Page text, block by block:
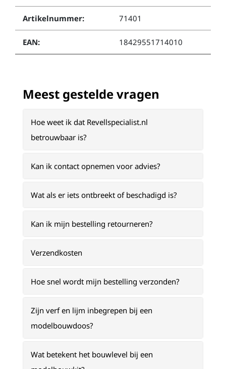
Artikelnummer: 71401
EAN: 18429551714010
Meest gestelde vragen
Hoe weet ik dat Revellspecialist.nl
betrouwbaar is?
Kan ik contact opnemen voor advies?
Wat als er iets ontbreekt of beschadigd is?
Kan ik mijn bestelling retourneren?
Verzendkosten
Hoe snel wordt mijn bestelling verzonden?
Zijn verf en lijm inbegrepen bij een
modelbouwdoos?
Wat betekent het bouwlevel bij een